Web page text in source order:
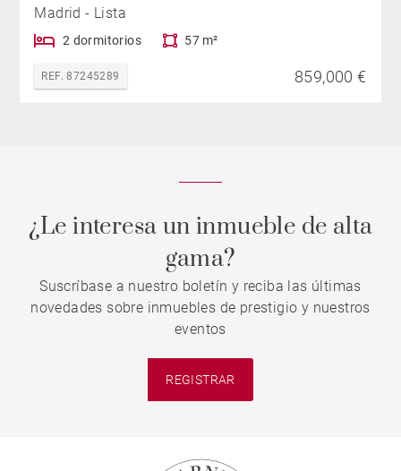
Madrid - Lista
2 dormitorios 57 m²
REF. 87245289 859,000 €
¿Le interesa un inmueble de alta
gama?
Suscríbase a nuestro boletín y reciba las últimas
novedades sobre inmuebles de prestigio y nuestros
eventos
REGISTRAR